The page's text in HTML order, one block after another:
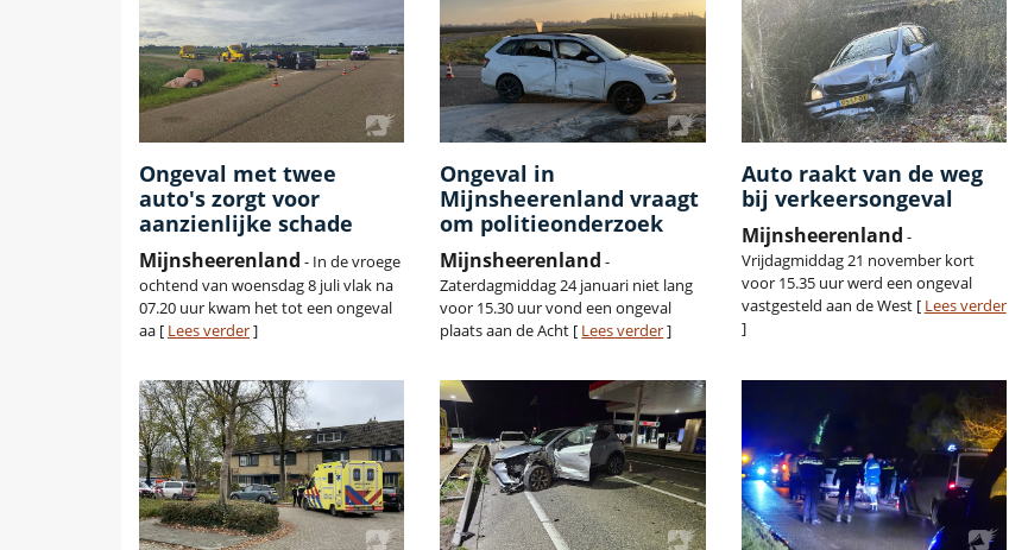
Ongeval met twee
auto's zorgt voor
aanzienlijke schade
Mijnsheerenland - In de vroege
ochtend van woensdag 8 juli vlak na
07.20 uur kwam het tot een ongeval
aa [ Lees verder]
Ongeval in
Mijnsheerenland vraagt
om politieonderzoek
Mijnsheerenland -
Zaterdagmiddag 24 januari niet lang
voor 15.30 uur vond een ongeval
plaats aan de Acht [ Lees verder]
Auto raakt van de weg
bij verkeersongeval
Mijnsheerenland -
Vrijdagmiddag 21 november kort
voor 15.35 uur werd een ongeval
vastgesteld aan de West [ Lees verder
]